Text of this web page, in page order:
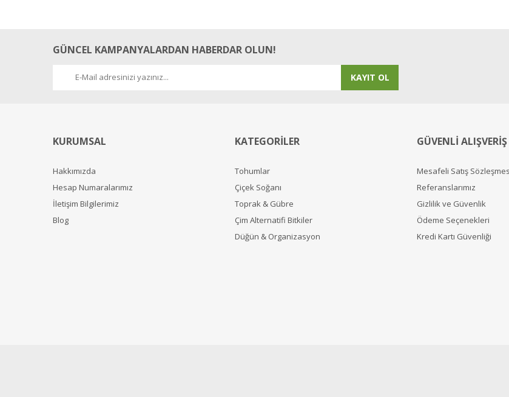
GÜNCEL KAMPANYALARDAN HABERDAR OLUN!
KAYIT OL
KURUMSAL
Hakkımızda
Hesap Numaralarımız
İletişim Bilgilerimiz
Blog
KATEGORİLER
Tohumlar
Çiçek Soğanı
Toprak & Gübre
Çim Alternatifi Bitkiler
Düğün & Organizasyon
GÜVENLİ ALIŞVERİŞ
Mesafeli Satış
Referanslarımız
Gizlilik ve Güvenlik
Ödeme Seçenekleri
Kredi Kartı Güvenliği